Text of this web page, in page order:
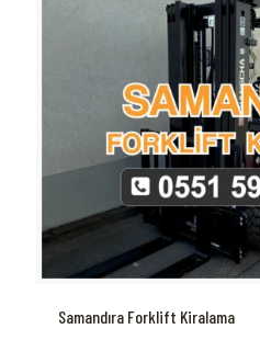
Samandıra Forklift Kiralama